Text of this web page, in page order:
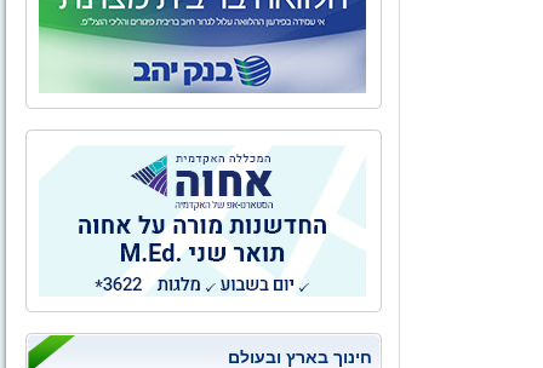
בית ביאליק
לאחרונה, נפתח מחדש מוזיאון בית ביאליק, ביתו של
המשורר הלאומי חיים נחמן ביאליק. לאחר עבודת
שיקום ושיחזור יוצאת דופן החושפת ומאירה את רוח
העיר העברית הראשונה, ולעולמו הפרטי והציבורי של
המשורר הלאומי
חינוך בארץ ובעולם